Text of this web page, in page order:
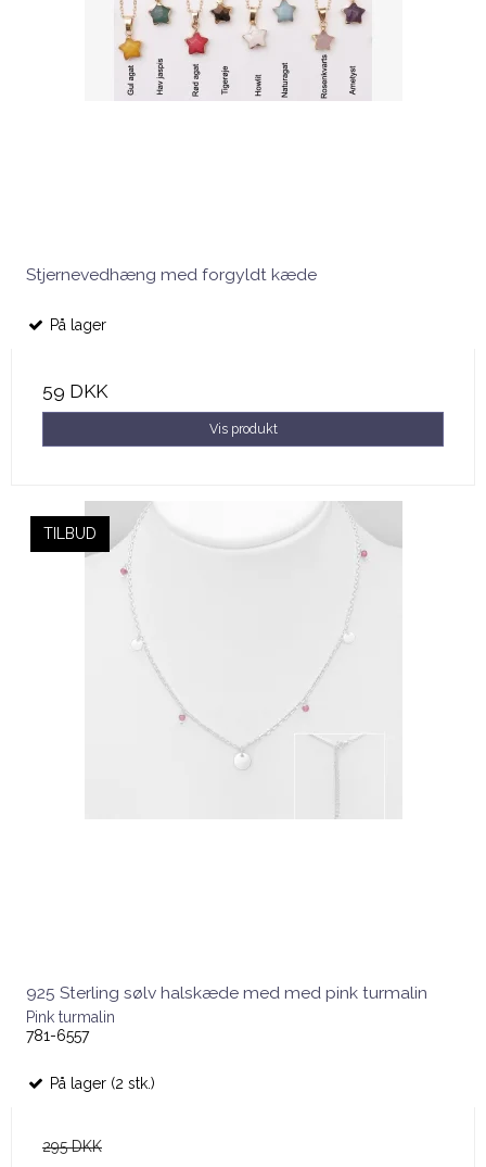
Stjernevedhæng med forgyldt kæde
På lager
59 DKK
Vis produkt
TILBUD
925 Sterling sølv halskæde med med pink turmalin
Pink turmalin
781-6557
På lager (2 stk.)
295 DKK